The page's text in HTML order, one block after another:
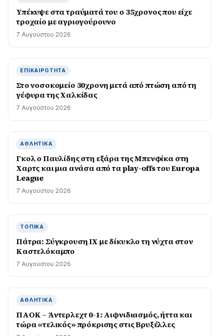
Υπέκυψε στα τραύματά του ο 35χρονος που είχε
τροχαίο με αγριογούρουνο
7 Αυγούστου 2026
ΕΠΙΚΑΙΡΌΤΗΤΑ
Στο νοσοκομείο 30χρονη μετά από πτώση από τη
γέφυρα της Χαλκίδας
7 Αυγούστου 2026
ΑΘΛΗΤΙΚΆ
Γκολ ο Παυλίδης στη εξάρα της Μπενφίκα στη
Χαρτς και μια ανάσα από τα play-offs του Europa
League
7 Αυγούστου 2026
ΤΟΠΙΚΆ
Πάτρα: Σύγκρουση ΙΧ με δίκυκλο τη νύχτα στον
Καστελόκαμπο
7 Αυγούστου 2026
ΑΘΛΗΤΙΚΆ
ΠΑΟΚ – Άντερλεχτ 0-1: Αιφνιδιασμός, ήττα και
τώρα «τελικός» πρόκρισης στις Βρυξέλλες